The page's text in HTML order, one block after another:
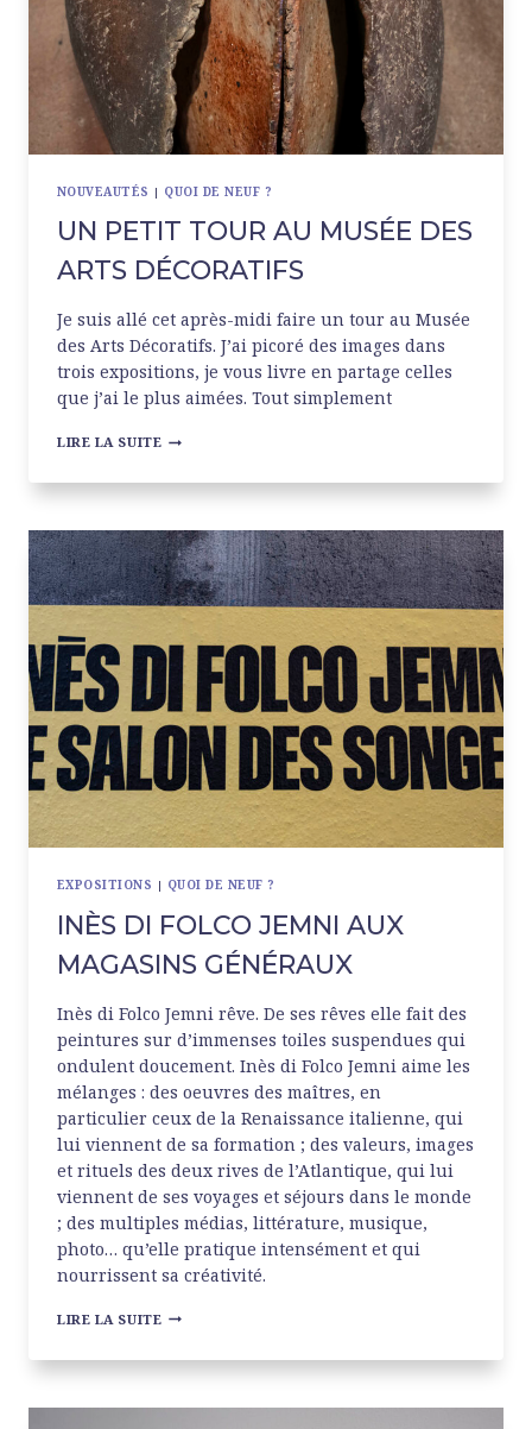
NOUVEAUTÉS | QUOI DE NEUF ?
UN PETIT TOUR AU MUSÉE DES
ARTS DÉCORATIFS
Je suis allé cet après-midi faire un tour au Musée
des Arts Décoratifs. J’ai picoré des images dans
trois expositions, je vous livre en partage celles
que j’ai le plus aimées. Tout simplement
LIRE LA SUITE UN
TOUR
DES
ARTS
DÉCORATIFS
EXPOSITIONS | QUOI DE NEUF ?
INÈS DI FOLCO JEMNI AUX
MAGASINS GÉNÉRAUX
Inès di Folco Jemni rêve. De ses rêves elle fait des
peintures sur d’immenses toiles suspendues qui
ondulent doucement. Inès di Folco Jemni aime les
mélanges : des oeuvres des maîtres, en
particulier ceux de la Renaissance italienne, qui
lui viennent de sa formation ; des valeurs, images
et rituels des deux rives de l’Atlantique, qui lui
viennent de ses voyages et séjours dans le monde
; des multiples médias, littérature, musique,
photo… qu’elle pratique intensément et qui
nourrissent sa créativité.
LIRE LA SUITE INÈS